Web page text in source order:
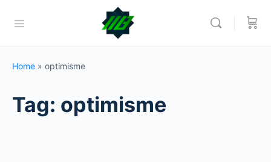
Home » optimisme
Tag: optimisme